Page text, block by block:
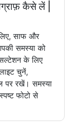
कैसे लें |
साफ और
समस्या को
के लिए
चुनें,
पर रखें। समस्या
फोटो से